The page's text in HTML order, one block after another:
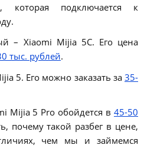
которая подключается к
– Xiaomi Mijia 5C. Его цена
тыс. рублей.
5. Его можно заказать за 35-
Mijia 5 Pro обойдется в 45-50
почему такой разбег в цене,
чем мы и займемся